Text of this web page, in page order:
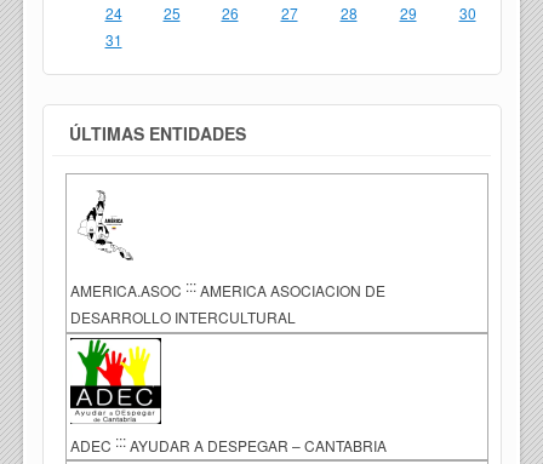
24
25 26 27 28 29
30
31
ÚLTIMAS ENTIDADES
AMERICA.ASOC ::: AMERICA ASOCIACION DE
DESARROLLO INTERCULTURAL
ADEC ::: AYUDAR A DESPEGAR – CANTABRIA